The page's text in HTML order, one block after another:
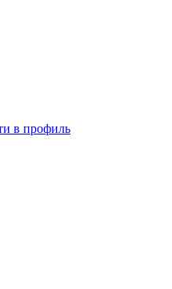
в профиль